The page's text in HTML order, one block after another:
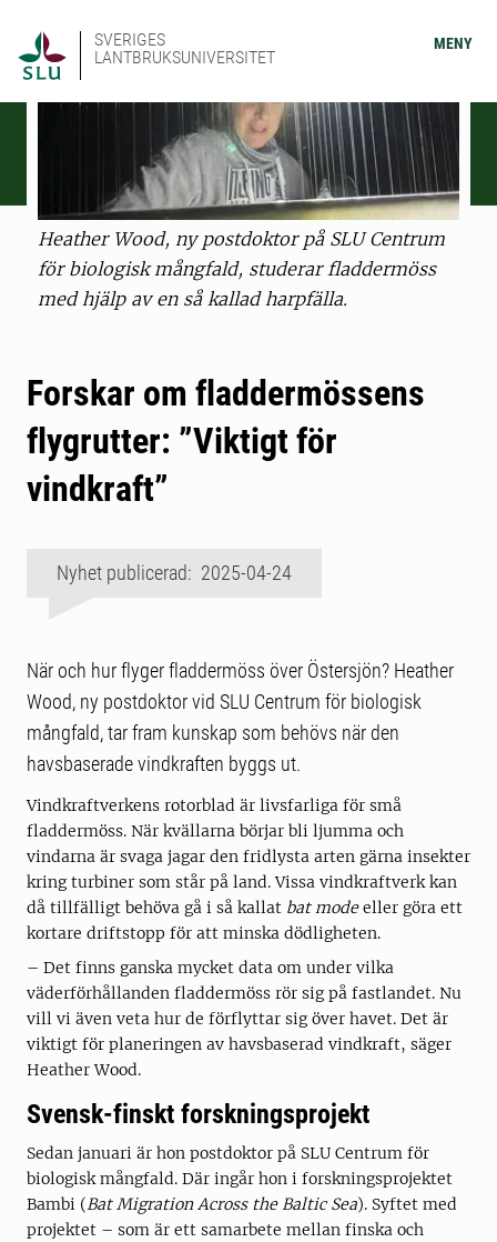
SVERIGES
LANTBRUKSUNIVERSITET
MENY
Heather Wood, ny postdoktor på SLU Centrum
för biologisk mångfald, studerar fladdermöss
med hjälp av en så kallad harpfälla.
Forskar om fladdermössens
flygrutter: ”Viktigt för
vindkraft”
Nyhet publicerad: 2025-04-24
När och hur flyger fladdermöss över Östersjön? Heather
Wood, ny postdoktor vid SLU Centrum för biologisk
mångfald, tar fram kunskap som behövs när den
havsbaserade vindkraften byggs ut.
Vindkraftverkens rotorblad är livsfarliga för små
fladdermöss. När kvällarna börjar bli ljumma och
vindarna är svaga jagar den fridlysta arten gärna insekter
kring turbiner som står på land. Vissa vindkraftverk kan
då tillfälligt behöva gå i så kallat bat modeeller göra ett
kortare driftstopp för att minska dödligheten.
– Det finns ganska mycket data om under vilka
väderförhållanden fladdermöss rör sig på fastlandet. Nu
vill vi även veta hur de förflyttar sig över havet. Det är
viktigt för planeringen av havsbaserad vindkraft, säger
Heather Wood.
Svensk-finskt forskningsprojekt
Sedan januari är hon postdoktor på SLU Centrum för
biologisk mångfald. Där ingår hon i forskningsprojektet
Bambi (Bat Migration Across the Baltic Sea). Syftet med
projektet – som är ett samarbete mellan finska och